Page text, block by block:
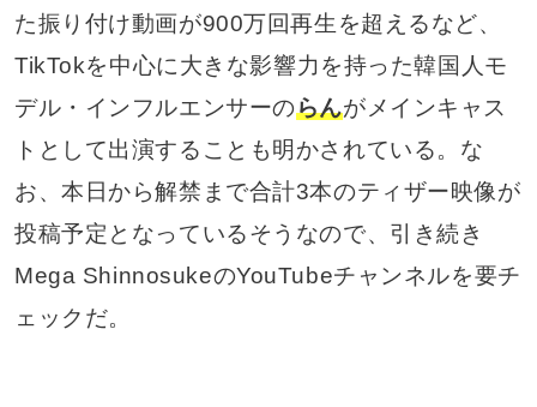
た振り付け動画が900万回再生を超えるなど、
TikTokを中心に大きな影響力を持った韓国人モ
デル・インフルエンサーのらんがメインキャス
トとして出演することも明かされている。な
お、本日から解禁まで合計3本のティザー映像が
投稿予定となっているそうなので、引き続き
Mega ShinnosukeのYouTubeチャンネルを要チ
ェックだ。